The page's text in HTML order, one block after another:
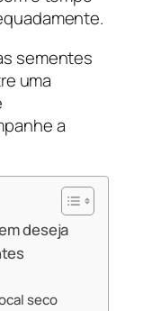
sementes
uma
a
deseja
seco